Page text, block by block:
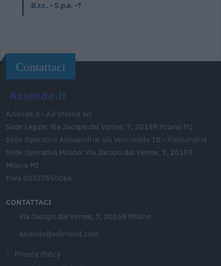
B.r.c. - S.p.a. -?
Contattaci
Aziende.it - Ad Intend Srl
Sede Legale: Via Jacopo dal Verme, 7, 20159 Milano MI
Sede Operativa Alessandria: via Vescovado 18 - Alessandria
Sede Operativa Milano: Via Jacopo dal Verme, 7, 20159
Milano MI
P.iva 02357550066
CONTATTACI
Via Jacopo dal Verme, 7, 20159 Milano
aziende@adintend.com
Privacy Policy